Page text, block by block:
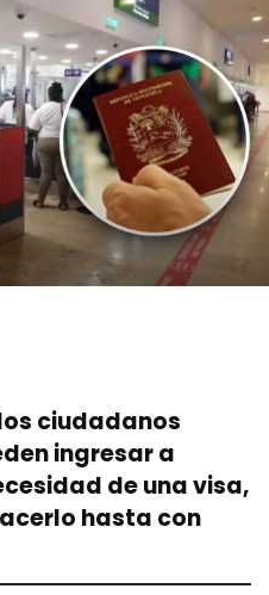
ciudadanos
ingresar a
de una visa,
hasta con